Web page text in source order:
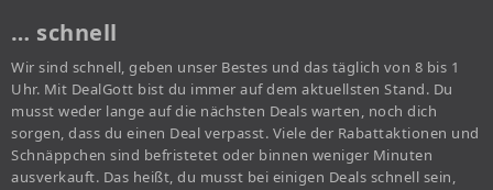
… schnell
Wir sind schnell, geben unser Bestes und das täglich von 8 bis 1
Uhr. Mit DealGott bist du immer auf dem aktuellsten Stand. Du
musst weder lange auf die nächsten Deals warten, noch dich
sorgen, dass du einen Deal verpasst. Viele der Rabattaktionen und
Schnäppchen sind befristetet oder binnen weniger Minuten
ausverkauft. Das heißt, du musst bei einigen Deals schnell sein,